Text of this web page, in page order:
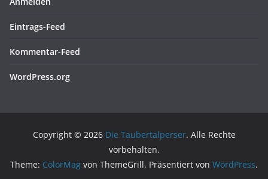
Eintrags-Feed
Kommentar-Feed
WordPress.org
Copyright © 2026 Die Taubertalperser. Alle Rechte
vorbehalten.
Theme: ColorMag von ThemeGrill. Präsentiert von WordPress.